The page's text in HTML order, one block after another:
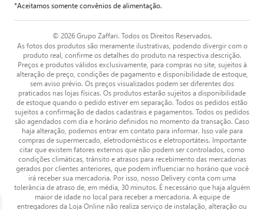
*Aceitamos somente convênios de alimentação.
© 2026 Grupo Zaffari. Todos os Direitos Reservados.
As fotos dos produtos são meramente ilustrativas, podendo divergir com o
produto real, confirme os detalhes do produto na respectiva descrição.
Preços e produtos válidos exclusivamente, para compras no site, sujeitos à
alteração de preço, condições de pagamento e disponibilidade de estoque,
sem aviso prévio. Os preços visualizados podem ser diferentes dos
praticados nas lojas físicas. Os produtos estarão sujeitos a disponibilidade
de estoque quando o pedido estiver em separação. Todos os pedidos estão
sujeitos a confirmação de dados cadastrais e pagamentos. Todos os pedidos
são agendados com dia e horário definidos no momento da transação. Caso
haja alteração, podemos entrar em contato para informar. Isso vale para
compras de supermercado, eletrodomésticos e eletroportáteis. Importante
citar que existem fatores externos que não podem ser controlados, como
condições climáticas, trânsito e atrasos para recebimento das mercadorias
gerados por clientes anteriores, que podem influenciar no horário que você
irá receber sua mercadoria. Por isso, nosso Delivery conta com uma
tolerância de atraso de, em média, 30 minutos. É necessário que haja alguém
maior de idade no local para receber a mercadoria. A equipe de
entregadores da Loja Online não realiza serviço de instalação, alteração ou